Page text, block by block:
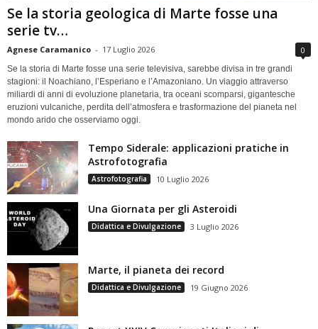
Se la storia geologica di Marte fosse una
serie tv…
Agnese Caramanico - 17 Luglio 2026 0
Se la storia di Marte fosse una serie televisiva, sarebbe divisa in tre grandi
stagioni: il Noachiano, l’Esperiano e l’Amazoniano. Un viaggio attraverso
miliardi di anni di evoluzione planetaria, tra oceani scomparsi, gigantesche
eruzioni vulcaniche, perdita dell’atmosfera e trasformazione del pianeta nel
mondo arido che osserviamo oggi.
Tempo Siderale: applicazioni pratiche in
Astrofotografia
Astrofotografia 10 Luglio 2026
Una Giornata per gli Asteroidi
Didattica e Divulgazione 3 Luglio 2026
Marte, il pianeta dei record
Didattica e Divulgazione 19 Giugno 2026